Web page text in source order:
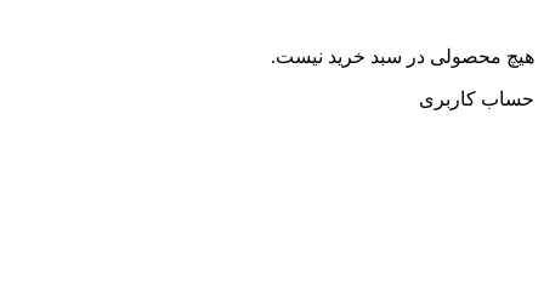
هیچ محصولی در سبد خرید نیست.
حساب کاربری